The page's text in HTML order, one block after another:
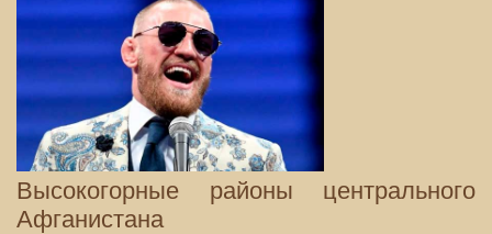
Высокогорные районы центрального
Афганистана